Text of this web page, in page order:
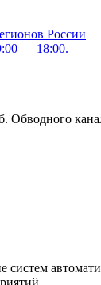
России
— 18:00.
Обводного
систем